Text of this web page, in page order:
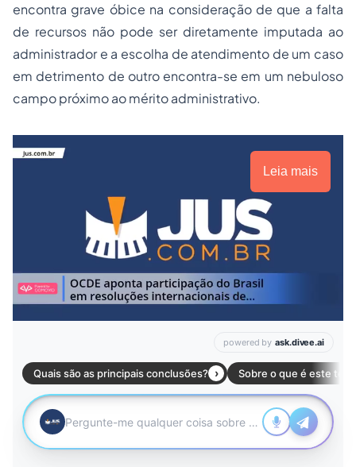
encontra grave óbice na consideração de que a falta
de recursos não pode ser diretamente imputada ao
administrador e a escolha de atendimento de um caso
em detrimento de outro encontra-se em um nebuloso
campo próximo ao mérito administrativo.
Leia mais